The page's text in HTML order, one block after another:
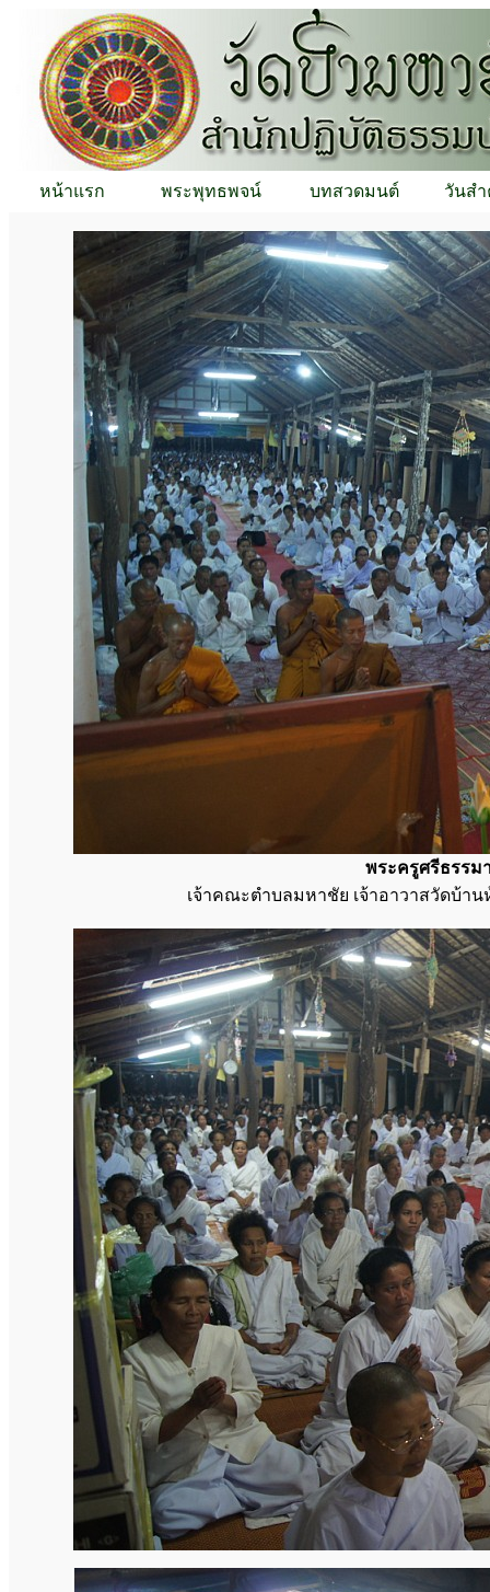
หน้าแรก พระพุทธพจน์ บทสวดมนต์ วันส
พระครูศรีธรร
เจ้าคณะตำบลมหาชัย เจ้าอาวาสวัดบ้า